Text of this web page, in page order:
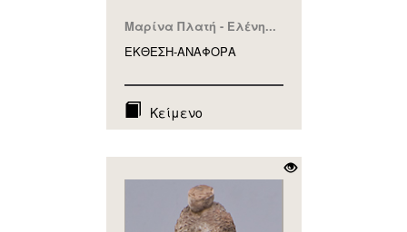
Μαρίνα Πλατή - Ελένη...
ΕΚΘΕΣΗ-ΑΝΑΦΟΡA
Κείμενο